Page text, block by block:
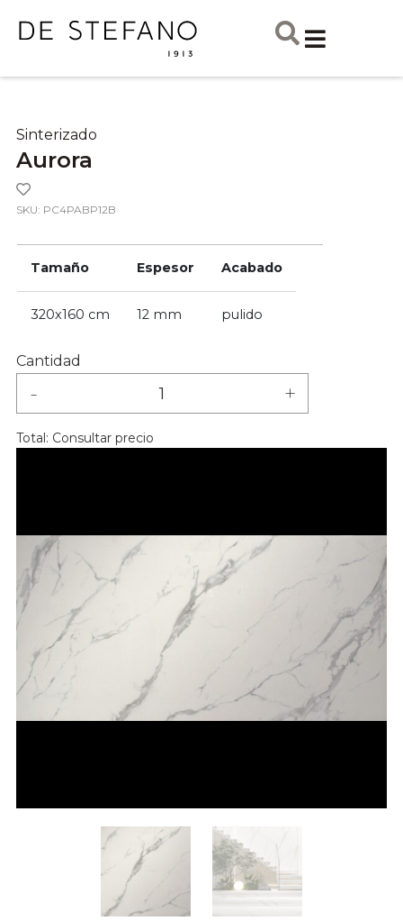
Sinterizado
Aurora
SKU: PC4PABP12B
Tamaño Espesor Acabado
320x160 cm 12 mm pulido
Cantidad
- +
Total: Consultar precio